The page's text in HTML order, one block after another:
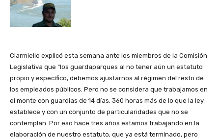
Ciarmiello explicó esta semana ante los miembros de la Comisión
Legislativa que “los guardaparques al no tener aún un estatuto
propio y específico, debemos ajustarnos al régimen del resto de
los empleados públicos. Pero no se considera que trabajamos en
el monte con guardias de 14 días, 360 horas más de lo que la ley
establece y con un conjunto de particularidades que no se
contemplan. Por eso hace tres años estamos trabajando en la
elaboración de nuestro estatuto, que ya está terminado, pero